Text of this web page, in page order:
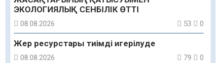
ЭКОЛОГИЯЛЫҚ СЕНБІЛІК ӨТТІ
08.08.2026 53 0
Жер ресурстары тиімді игерілуде
08.08.2026 79 0